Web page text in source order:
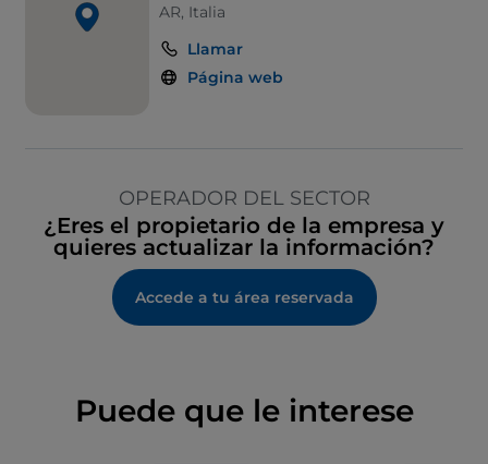
AR, Italia
Llamar
Página web
OPERADOR DEL SECTOR
¿Eres el propietario de la empresa y
quieres actualizar la información?
Accede a tu área reservada
Puede que le interese